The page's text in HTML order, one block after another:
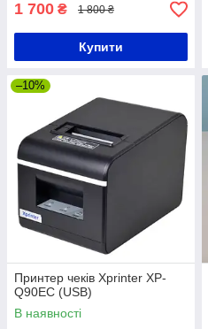
1 700 ₴ 1 800 ₴
Купити
–10%
Принтер чеків Xprinter XP-
Q90EC (USB)
В наявності